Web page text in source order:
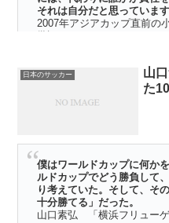
それは自分だと思っています
2007年アジアカップ直前
オシムの病状が回復し
くなり、注目は岡田武
る。正式な発表は出て
となっているようだ。
日本のサッカー
山
た
僕はワールドカップに何か
ルドカップでどう勝負して
り考えていた。そして、そ
十分勝てる」だった。
山口素弘 「横浜フリュー